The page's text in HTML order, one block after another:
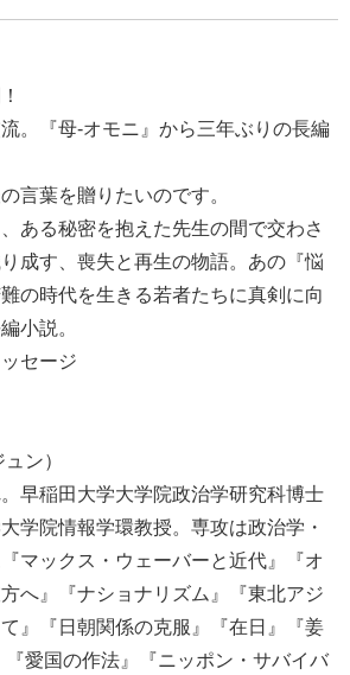
。『母-オモニ』から三年ぶりの長編
言葉を贈りたいのです。
ある秘密を抱えた先生の間で交わさ
成す、喪失と再生の物語。あの『悩
の時代を生きる若者たちに真剣に向
小説。
セージ
ン）
早稲田大学大学院政治学研究科博士
学院情報学環教授。専攻は政治学・
マックス・ウェーバーと近代』『オ
へ』『ナショナリズム』『東北アジ
』『日朝関係の克服』『在日』『姜
愛国の作法』『ニッポン・サバイバ